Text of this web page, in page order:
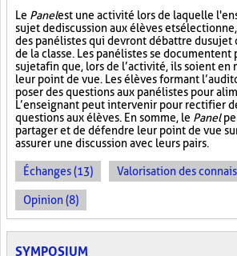
Le Panelest une activité lors de laquelle
sujet de discussion aux élèves et
des panélistes qui devront débattre du sujet
de la classe. Les panélistes se
sujet afin que, lors de l’activité, ils soient en
leur point de vue. Les élèves formant
poser des questions aux panélistes pour
L’enseignant peut intervenir pour rectifier
questions aux élèves. En somme, le Panel
partager et de défendre leur point de vue
assurer une discussion avec leurs pairs.
Échanges (13) Valorisation des
Opinion (8)
SYMPOSIUM